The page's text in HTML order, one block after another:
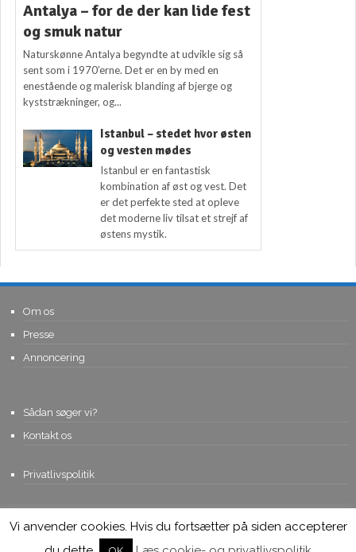
Antalya – for de der kan lide fest
og smuk natur
Naturskønne Antalya begyndte at udvikle sig så
sent som i 1970’erne. Det er en by med en
enestående og malerisk blanding af bjerge og
kyststrækninger, og...
Istanbul – stedet hvor østen
og vesten mødes
Istanbul er en fantastisk
kombination af øst og vest. Det
er det perfekte sted at opleve
det moderne liv tilsat et strejf af
østens mystik.
Om os
Presse
Annoncering
Sådan søger vi?
Kontakt os
Privatlivspolitik
© Copyright 2015, Viviro.com ApS- Alle rettigheder forbeholdes. Vi
tager forbehold for fejlagtige priser.
Vi anvender cookies. Hvis du fortsætter på siden accepterer